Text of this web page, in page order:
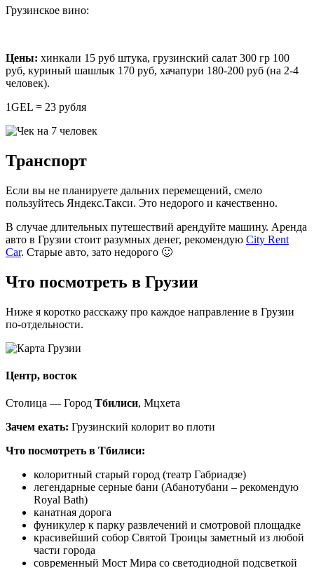
Грузинское вино:
Цены: хинкали 15 руб штука, грузинский салат 300 гр 100
руб, куриный шашлык 170 руб, хачапури 180-200 руб (на 2-4
человек).
1GEL = 23 рубля
Транспорт
Если вы не планируете дальних перемещений, смело
пользуйтесь Яндекс.Такси. Это недорого и качественно.
В случае длительных путешествий арендуйте машину. Аренда
авто в Грузии стоит разумных денег, рекомендую City Rent
Car. Старые авто, зато недорого 🙂
Что посмотреть в Грузии
Ниже я коротко расскажу про каждое направление в Грузии
по-отдельности.
Центр, восток
Столица — Город Тбилиси, Мцхета
Зачем ехать: Грузинский колорит во плоти
Что посмотреть в Тбилиси:
колоритный старый город (театр Габриадзе)
легендарные серные бани (Абанотубани – рекомендую
Royal Bath)
канатная дорога
фуникулер к парку развлечений и смотровой площадке
красивейший собор Святой Троицы заметный из любой
части города
современный Мост Мира со светодиодной подсветкой